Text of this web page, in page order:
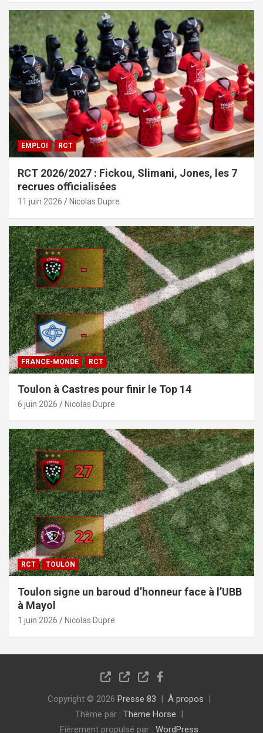
EMPLOI RCT
RCT 2026/2027 : Fickou, Slimani, Jones, les 7
recrues officialisées
11 juin 2026 Nicolas Dupre
FRANCE-MONDE RCT
Toulon à Castres pour finir le Top 14
6 juin 2026 Nicolas Dupre
RCT TOULON
Toulon signe un baroud d’honneur face à l’UBB
à Mayol
1 juin 2026 Nicolas Dupre
Copyright © 2026 Presse 83
À propos
Thème par : Theme Horse
Fièrement propulsé par : WordPress